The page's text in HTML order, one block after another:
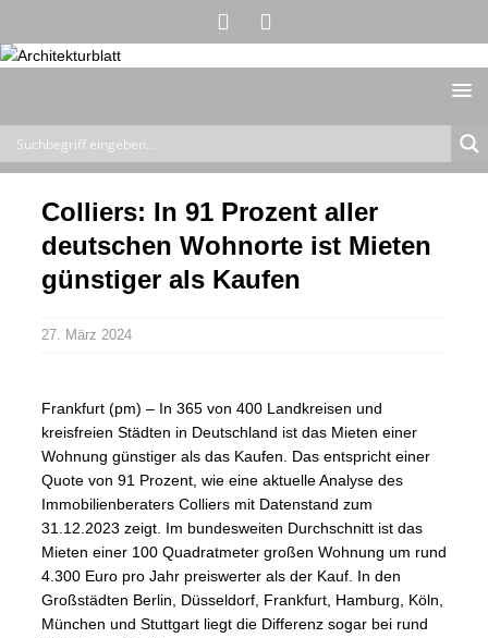
Colliers: In 91 Prozent aller
deutschen Wohnorte ist Mieten
günstiger als Kaufen
27. März 2024
Frankfurt (pm) – In 365 von 400 Landkreisen und
kreisfreien Städten in Deutschland ist das Mieten einer
Wohnung günstiger als das Kaufen. Das entspricht einer
Quote von 91 Prozent, wie eine aktuelle Analyse des
Immobilienberaters Colliers mit Datenstand zum
31.12.2023 zeigt. Im bundesweiten Durchschnitt ist das
Mieten einer 100 Quadratmeter großen Wohnung um rund
4.300 Euro pro Jahr preiswerter als der Kauf. In den
Großstädten Berlin, Düsseldorf, Frankfurt, Hamburg, Köln,
München und Stuttgart liegt die Differenz sogar bei rund